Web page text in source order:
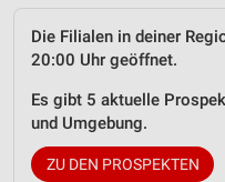
Die Filialen in deiner
20:00 Uhr geöffnet.
Es gibt 5 aktuelle
und Umgebung.
ZU DEN PROSPEKTEN